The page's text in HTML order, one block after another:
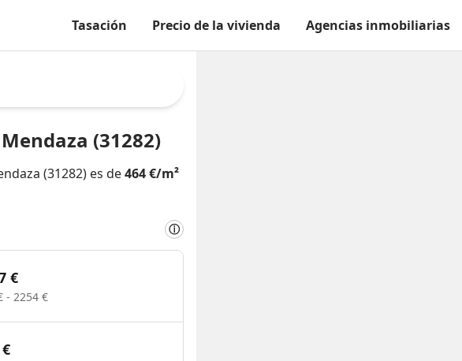
Tasación Precio de la vivienda Agencias inmobiliarias
(31282)
(31282) es de464 €/m²
ⓘ
€
- 2254 €